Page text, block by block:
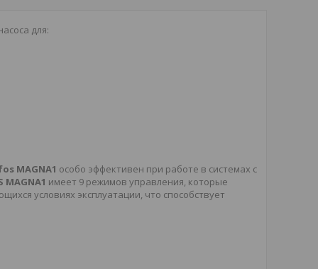
для:
MAGNA1 особо эффективен при работе в системах с
MAGNA1 имеет 9 режимов управления, которые
условиях эксплуатации, что способствует